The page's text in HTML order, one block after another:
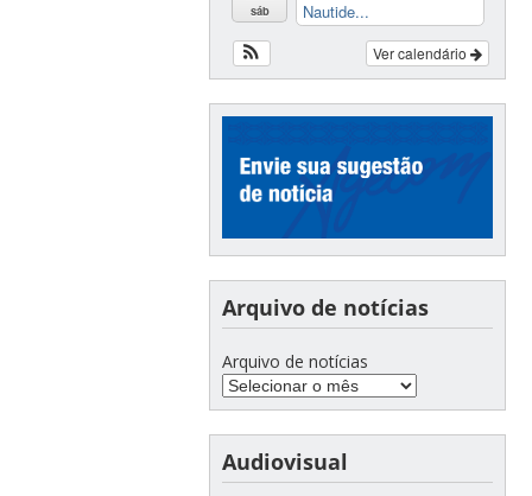
sáb
Nautide...
Ver calendário
Arquivo de notícias
Arquivo de notícias
Audiovisual